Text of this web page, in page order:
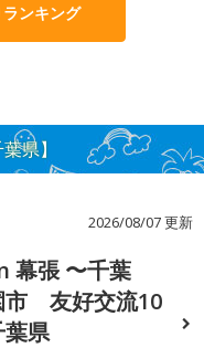
ンキング
県】
2026/08/07 更新
幕張 〜千葉
市 友好交流10
葉県